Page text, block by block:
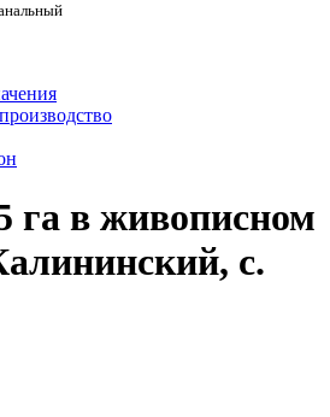
га в живописном
с.